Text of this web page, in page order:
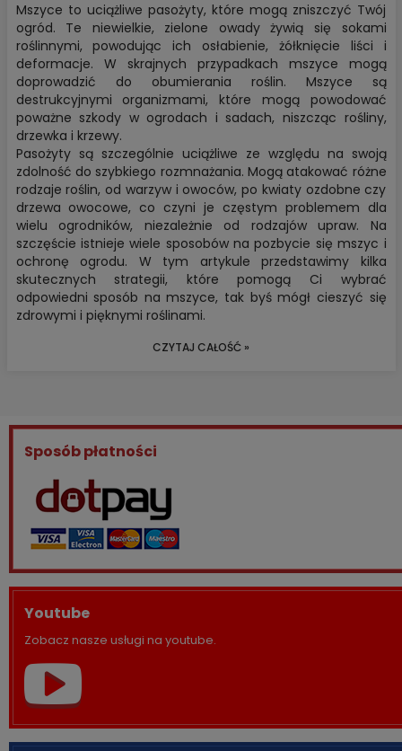
Mszyce to uciążliwe pasożyty, które mogą zniszczyć Twój
ogród. Te niewielkie, zielone owady żywią się sokami
roślinnymi, powodując ich osłabienie, żółknięcie liści i
deformacje. W skrajnych przypadkach mszyce mogą
doprowadzić do obumierania roślin. Mszyce są
destrukcyjnymi organizmami, które mogą powodować
poważne szkody w ogrodach i sadach, niszcząc rośliny,
drzewka i krzewy.
Pasożyty są szczególnie uciążliwe ze względu na swoją
zdolność do szybkiego rozmnażania. Mogą atakować różne
rodzaje roślin, od warzyw i owoców, po kwiaty ozdobne czy
drzewa owocowe, co czyni je częstym problemem dla
wielu ogrodników, niezależnie od rodzajów upraw. Na
szczęście istnieje wiele sposobów na pozbycie się mszyc i
ochronę ogrodu. W tym artykule przedstawimy kilka
skutecznych strategii, które pomogą Ci wybrać
odpowiedni sposób na mszyce, tak byś mógł cieszyć się
zdrowymi i pięknymi roślinami.
CZYTAJ CAŁOŚĆ »
Sposób płatności
Youtube
Zobacz nasze usługi na youtube.